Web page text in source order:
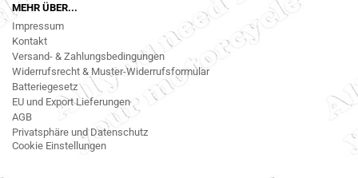
MEHR ÜBER...
Impressum
Kontakt
Versand- & Zahlungsbedingungen
Widerrufsrecht & Muster-Widerrufsformular
Batteriegesetz
EU und Export Lieferungen
AGB
Privatsphäre und Datenschutz
Cookie Einstellungen